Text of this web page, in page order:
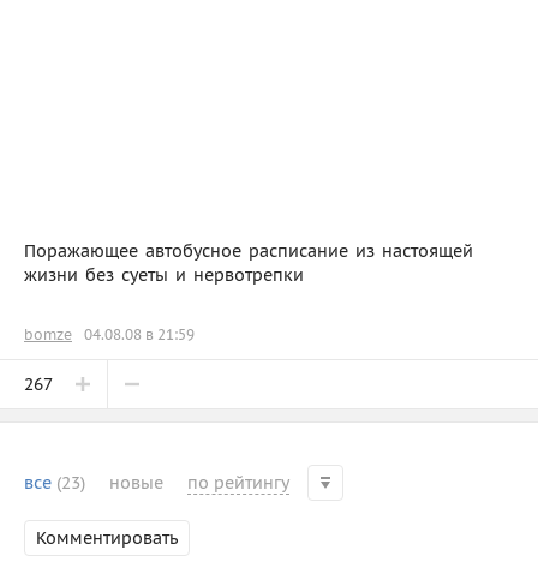
Поражающее автобусное расписание из настоящей
жизни без суеты и нервотрепки
bomze 04.08.08 в 21:59
267
все (23) новые по рейтингу
Комментировать